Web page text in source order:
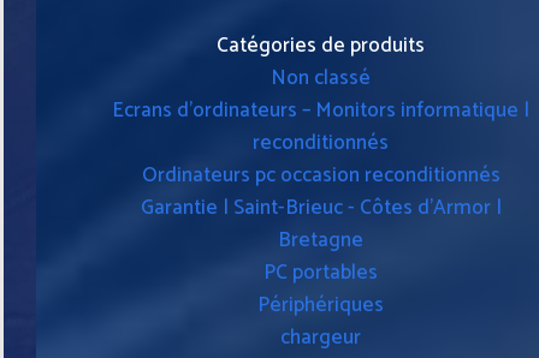
Catégories de produits
Non classé
Ecrans d'ordinateurs – Monitors informatique |
reconditionnés
Ordinateurs pc occasion reconditionnés
Garantie | Saint-Brieuc - Côtes d'Armor |
Bretagne
PC portables
Périphériques
chargeur